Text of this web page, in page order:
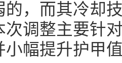
的，而其冷却
次调整主要针
小幅提升护甲